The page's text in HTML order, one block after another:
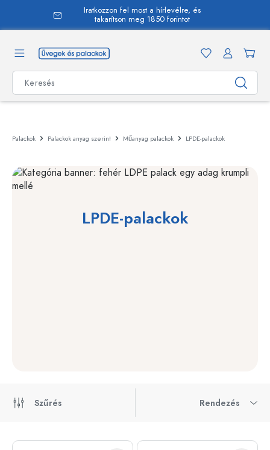
Iratkozzon fel most a hírlevélre, és
takarítson meg 1850 forintot
Palackok Palackok anyag szerint Műanyag palackok LPDE-palackok
LPDE-palackok
Szűrés Rendezés